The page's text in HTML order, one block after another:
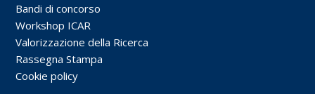
Bandi di concorso
Workshop ICAR
Valorizzazione della Ricerca
Rassegna Stampa
Cookie policy